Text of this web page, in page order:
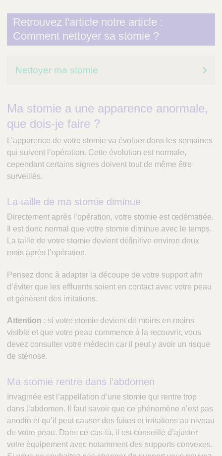
Retrouvez l'article notre article :
Comment nettoyer sa stomie ?
Nettoyer ma stomie
Ma stomie a une apparence anormale,
que dois-je faire ?
L’apparence de votre stomie va évoluer dans les semaines
qui suivent l’opération. Cette évolution est normale,
cependant certains signes doivent tout de même être
surveillés.
La taille de ma stomie diminue
Directement après l’opération, votre stomie est œdématiée.
Il est donc normal que votre stomie diminue avec le temps.
La taille de votre stomie devient définitive environ deux
mois après l’opération.
Pensez donc à adapter la découpe de votre support afin
d’éviter que les effluents soient en contact avec votre peau
et génèrent des irritations.
Attention : si votre stomie devient de moins en moins
visible et que votre peau commence à la recouvrir, vous
devez consulter votre médecin car il peut y avoir un risque
de sténose.
Ma stomie rentre dans l’abdomen
Invaginée est l’appellation d’une stomie qui rentre trop
dans l’abdomen. Il faut savoir que ce phénomène n’est pas
anodin et qu’il peut causer des fuites et irritations au niveau
de votre peau. Dans ce cas-là, il est conseillé d’ajuster
votre équipement avec notamment des supports convexes.